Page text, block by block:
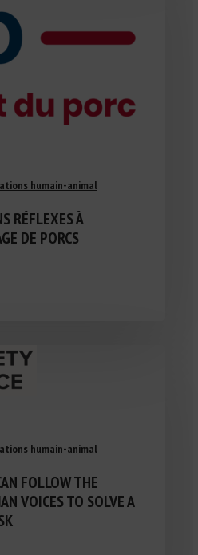
humain-animal
RÉFLEXES À
DE PORCS
humain-animal
FOLLOW THE
VOICES TO SOLVE A